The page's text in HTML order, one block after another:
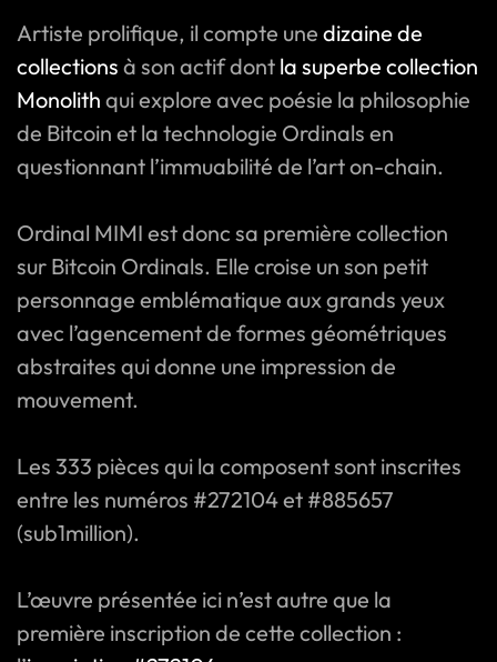
Artiste prolifique, il compte une dizaine de
collections à son actif dont la superbe collection
Monolith qui explore avec poésie la philosophie
de Bitcoin et la technologie Ordinals en
questionnant l’immuabilité de l’art on-chain.
Ordinal MIMI est donc sa première collection
sur Bitcoin Ordinals. Elle croise un son petit
personnage emblématique aux grands yeux
avec l’agencement de formes géométriques
abstraites qui donne une impression de
mouvement.
Les 333 pièces qui la composent sont inscrites
entre les numéros #272104 et #885657
(sub1million).
L’œuvre présentée ici n’est autre que la
première inscription de cette collection :